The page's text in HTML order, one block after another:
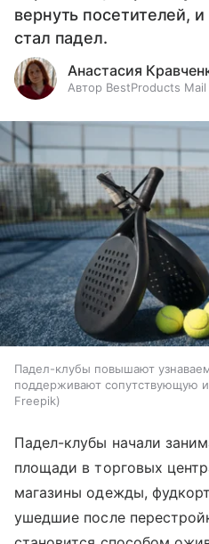
вернуть посетителей,
стал падел.
Анастасия
Автор BestProducts Mail
Падел-клубы повышают
поддерживают сопутствующую
Freepik
Падел-клубы начали
площади в торговых
магазины одежды,
ушедшие после